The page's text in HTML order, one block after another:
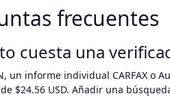
frecuentes
cuesta una
un informe individual CARFAX o
$24.56 USD. Añadir una